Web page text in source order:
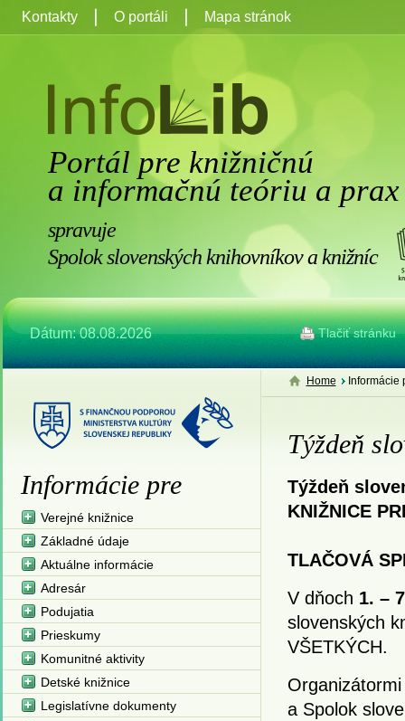
Portál pre knižničnú
a informačnú teóriu a prax
spravuje
Spolok slovenských knihovníkov a knižníc
Dátum: 08.08.2026 Tlačiť stránku
Kontakty O portáli Mapa stránok
Home Informácie
Týždeň
Týždeň
KNIŽNICE
TLAČOVÁ
V dňoch 1. –
slovenských
VŠETKÝCH.
a Spolok
Informácie pre
Verejné knižnice
Základné údaje
Aktuálne informácie
Adresár
Podujatia
Prieskumy
Komunitné aktivity
Detské knižnice
Legislatívne dokumenty